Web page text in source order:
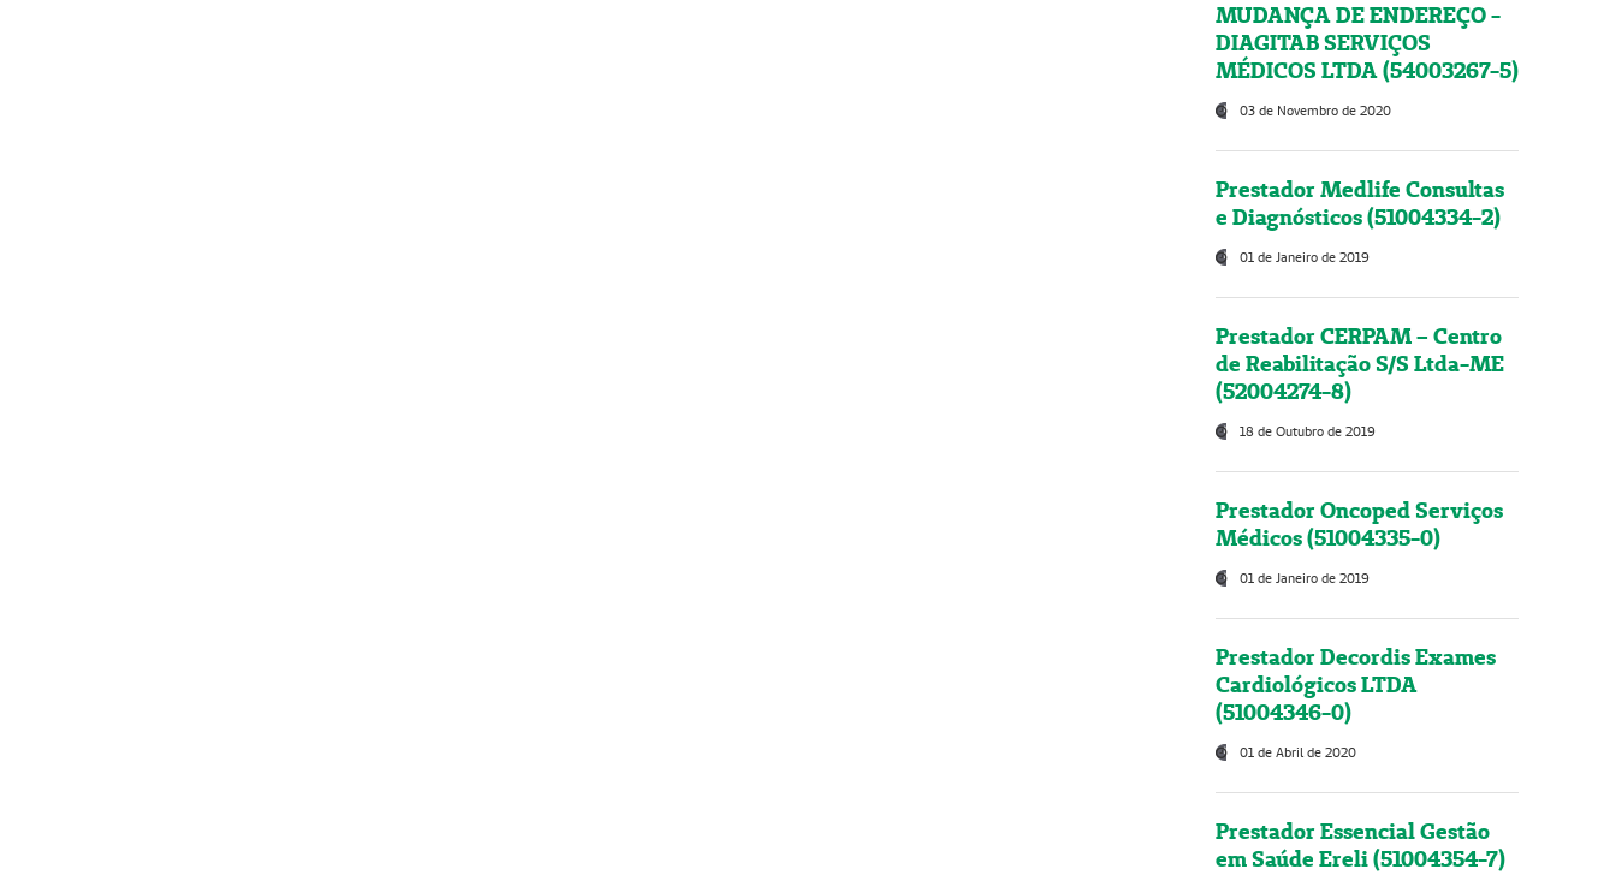
MUDANÇA DE ENDEREÇO -
DIAGITAB SERVIÇOS
MÉDICOS LTDA (54003267-5)
03 de Novembro de 2020
Prestador Medlife Consultas
e Diagnósticos (51004334-2)
01 de Janeiro de 2019
Prestador CERPAM – Centro
de Reabilitação S/S Ltda-ME
(52004274-8)
18 de Outubro de 2019
Prestador Oncoped Serviços
Médicos (51004335-0)
01 de Janeiro de 2019
Prestador Decordis Exames
Cardiológicos LTDA
(51004346-0)
01 de Abril de 2020
Prestador Essencial Gestão
em Saúde Ereli (51004354-7)